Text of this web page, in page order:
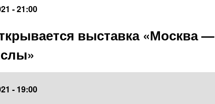
- 21:00
выставка «Москва —
- 19:00